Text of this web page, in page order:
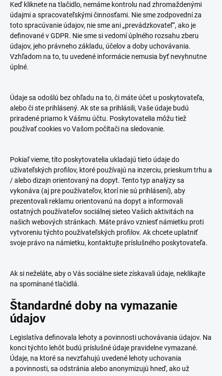
Keď kliknete na tlačidlo, nemáme kontrolu nad zhromaždenými
údajmi a spracovateľskými činnosťami. Nie sme zodpovední za
toto spracúvanie údajov, nie sme ani „prevádzkovateľ“, ako je
definované v GDPR. Nie sme si vedomí úplného rozsahu zberu
údajov, jeho právneho základu, účelov a doby uchovávania.
Vzhľadom na to, tu uvedené informácie nemusia byť nevyhnutne
úplné.
Údaje sa odošlú bez ohľadu na to, či máte účet u poskytovateľa,
alebo či ste prihlásený. Ak ste sa prihlásili, Vaše údaje budú
priradené priamo k Vášmu účtu. Poskytovatelia môžu tiež
používať cookies vo Vašom počítači na sledovanie.
Pokiaľ vieme, títo poskytovatelia ukladajú tieto údaje do
užívateľských profilov, ktoré používajú na inzerciu, prieskum trhu a
/ alebo dizajn orientovaný na dopyt. Tento typ analýzy sa
vykonáva (aj pre používateľov, ktorí nie sú prihlásení), aby
prezentovali reklamu orientovanú na dopyt a informovali
ostatných používateľov sociálnej sieteo Vašich aktivitách na
našich webových stránkach. Máte právo vzniesť námietku proti
vytvoreniu týchto používateľských profilov. Ak chcete uplatniť
svoje právo na námietku, kontaktujte príslušného poskytovateľa.
Ak si neželáte, aby o Vás sociálne siete získavali údaje, neklikajte
na spomínané tlačidlá.
Štandardné doby na vymazanie
údajov
Legislatíva definovala lehoty a povinnosti uchovávania údajov. Na
konci týchto lehôt budú príslušné údaje pravidelne vymazané.
Údaje, na ktoré sa nevzťahujú uvedené lehoty uchovania
a povinnosti, sa odstránia alebo anonymizujú hneď, ako už